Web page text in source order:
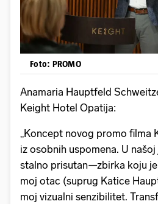
Foto: PROMO
Anamaria Hauptfeld
Keight Hotel Opatija:
„Koncept novog promo filma
iz osobnih uspomena. U
stalno prisutan—zbirka koju
moj otac (suprug Katice
moj vizualni senzibilitet.